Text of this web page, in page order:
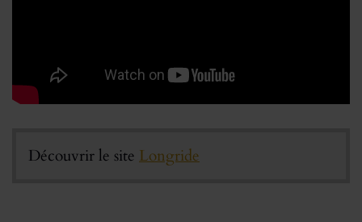
Découvrir le site Longride